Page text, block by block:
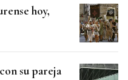
hoy,
su pareja